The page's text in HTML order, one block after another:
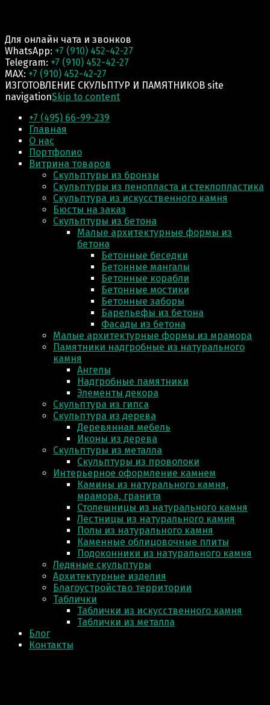
Для онлайн чата и звонков
WhatsApp: +7 (910) 452-42-27
Telegram: +7 (910) 452-42-27
MAX: +7 (910) 452-42-27
ИЗГОТОВЛЕНИЕ СКУЛЬПТУР И ПАМЯТНИКОВ site
navigationSkip to content
+7 (495) 66-99-239
Главная
О нас
Портфолио
Витрина товаров
Скульптуры из бронзы
Скульптуры из пенопласта и стеклопластика
Скульптура из искусственного камня
Бюсты на заказ
Скульптуры из бетона
Малые архитектурные формы из
бетона
Бетонные беседки
Бетонные мангалы
Бетонные корабли
Бетонные мостики
Бетонные заборы
Барельефы из бетона
Фасады из бетона
Малые архитектурные формы из мрамора
Памятники надгробные из натурального
камня
Ангелы
Надгробные памятники
Элементы декора
Скульптура из гипса
Скульптура из деревa
Деревянная мебель
Иконы из дерева
Скульптуры из металла
Скульптуры из проволоки
Интерьерное оформление камнем
Камины из натурального камня,
мрамора, гранита
Столешницы из натурального камня
Лестницы из натурального камня
Полы из натурального камня
Каменные облицовочные плиты
Подоконники из натурального камня
Ледяные скульптуры
Архитектурные изделия
Благоустройство территории
Таблички
Таблички из искусственного камня
Таблички из металла
Блог
Контакты